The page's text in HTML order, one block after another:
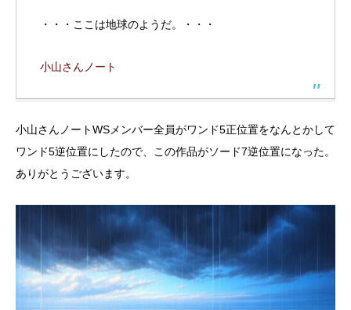
・・・ここは地球のようだ。・・・
小山さんノート
小山さんノートWSメンバー全員がワンド5正位置をなんとかして
ワンド5逆位置にしたので、この作品がソード7逆位置になった。
ありがとうございます。